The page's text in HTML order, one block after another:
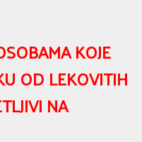
KOJE
OD LEKOVITIH
NA